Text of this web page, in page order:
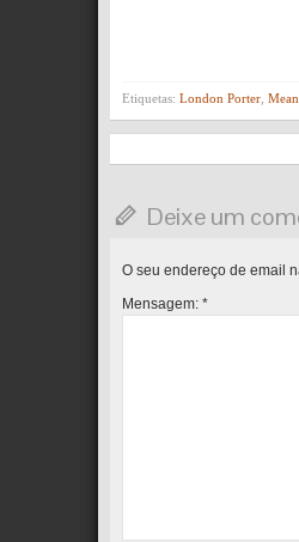
Etiquetas: London Porter
Deixe um
O seu endereço de email
Mensagem: *